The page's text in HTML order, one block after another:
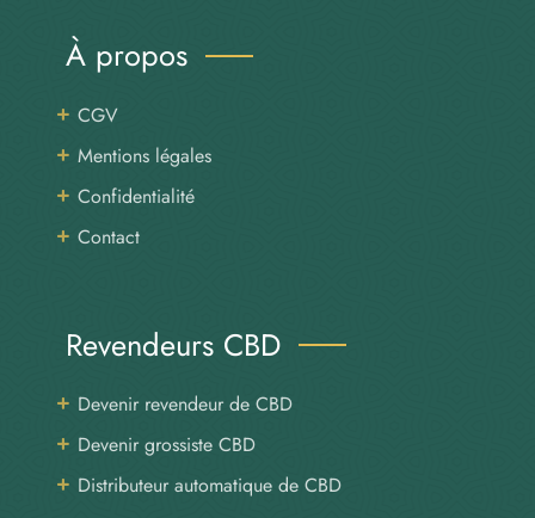
À propos
CGV
Mentions légales
Confidentialité
Contact
Revendeurs CBD
Devenir revendeur de CBD
Devenir grossiste CBD
Distributeur automatique de CBD